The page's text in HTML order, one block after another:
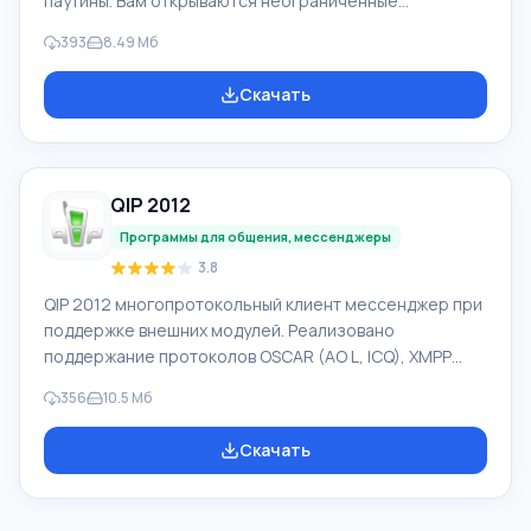
сети, Shared документ. Заметьте, что играть вы
можете с «не официальным» ключом или даже с
помощью crack. Важным фактом является то, что
Программа Хамачи доступна для скачивания с нашего
са
393 8.49 Мб
Скачать
QIP 2012
Программы для общения, мессенджеры
3.8
QIP 2012 многопротокольный клиент мессенджер при
поддержке внешних модулей. Реализовано
поддержание протоколов OSCAR (AO L, ICQ), XMPP
Вконтакте, Facebook , иных социальных сетей и
мессенджеров. Поддерживаются USB-телефоны
SkypeMate. При оказании голосовых услуг и видео, QIP
356 10.5 Mб
Скачать